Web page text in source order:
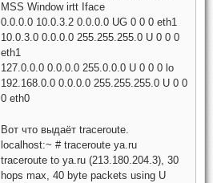
MSS Window irtt Iface
0.0.0.0 10.0.3.2 0.0.0.0 UG 0 0 0 eth1
10.0.3.0 0.0.0.0 255.255.255.0 U 0 0 0
eth1
127.0.0.0 0.0.0.0 255.0.0.0 U 0 0 0 lo
192.168.0.0 0.0.0.0 255.255.255.0 U 0 0
0 eth0
Вот что выдаёт traceroute.
localhost:~ # traceroute ya.ru
traceroute to ya.ru (213.180.204.3), 30
hops max, 40 byte packets using U